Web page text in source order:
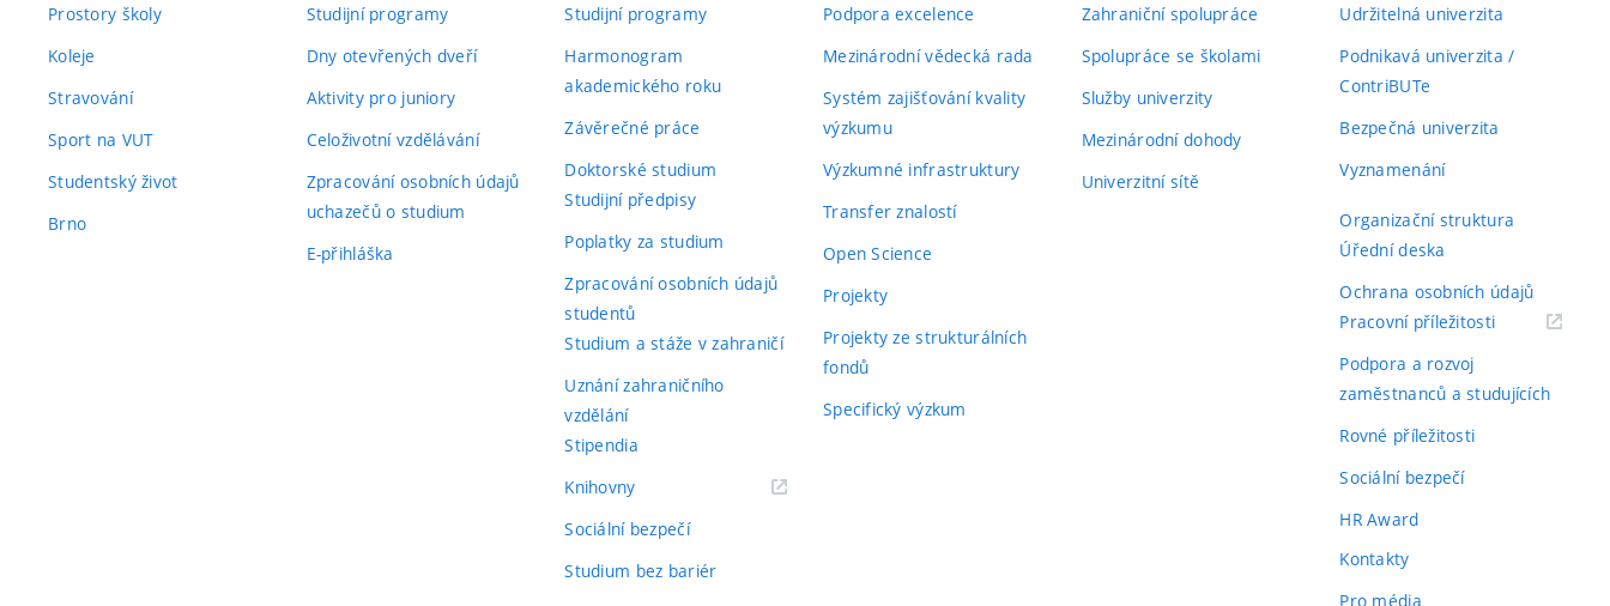
Prostory školy
Koleje
Stravování
Sport na VUT
Studentský život
Brno
Studijní programy
Dny otevřených dveří
Aktivity pro juniory
Celoživotní vzdělávání
Zpracování osobních údajů
uchazečů o studium
E-přihláška
Studijní programy
Harmonogram
akademického roku
Závěrečné práce
Doktorské studium
Studijní předpisy
Poplatky za studium
Zpracování osobních údajů
studentů
Studium a stáže v zahraničí
Uznání zahraničního
vzdělání
Stipendia
Knihovny(externí
Sociální bezpečí
Studium bez bariér
Podpora excelence
Mezinárodní vědecká rada
Systém zajišťování kvality
výzkumu
Výzkumné infrastruktury
Transfer znalostí
Open Science
Projekty
Projekty ze strukturálních
fondů
Specifický výzkum
Zahraniční spolupráce
Spolupráce se školami
Služby univerzity
Mezinárodní dohody
Univerzitní sítě
Udržitelná univerzita
Podnikavá univerzita /
ContriBUTe
Bezpečná univerzita
Vyznamenání
Organizační struktura
Úřední deska
Ochrana osobních údajů
Pracovní příležitosti(externí
Podpora a rozvoj
zaměstnanců a studujících
Rovné příležitosti
Sociální bezpečí
HR Award
Kontakty
Pro média